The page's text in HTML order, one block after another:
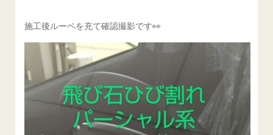
施工後ルーペを充て確認撮影です👀